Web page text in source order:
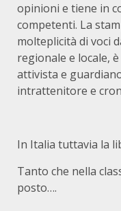
opinioni e tiene in
competenti. La
molteplicità di voci
regionale e locale,
attivista e
intrattenitore e
In Italia tuttavia la
Tanto che nella
posto….